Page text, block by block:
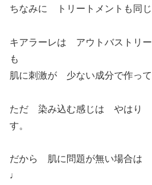
ちなみに トリートメントも同じ
キアラーレは アウトバストリ
も
肌に刺激が 少ない成分で作って
ただ 染み込む感じは やはり
す。
だから 肌に問題が無い場合は
♩